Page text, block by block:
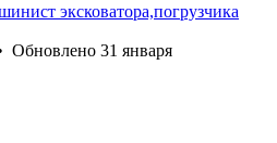
эксковатора,погрузчика
Обновлено 31 января